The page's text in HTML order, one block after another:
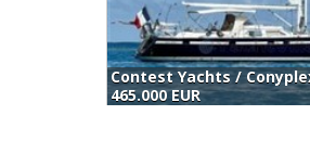
465.000 EUR